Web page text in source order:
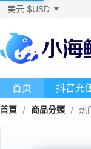
美元 $USD
首页 抖音充
首頁 / 商品分類 / 热